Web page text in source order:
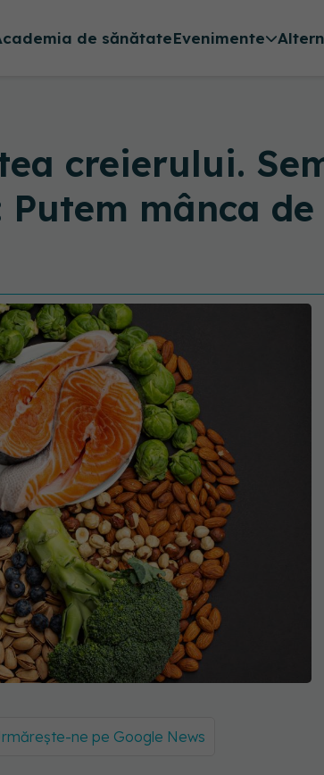
de sănătateEvenimente
creierului.
mânca
ne pe Google News